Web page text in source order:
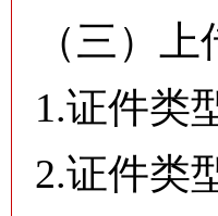
（三）
1.证件类
2.证件类